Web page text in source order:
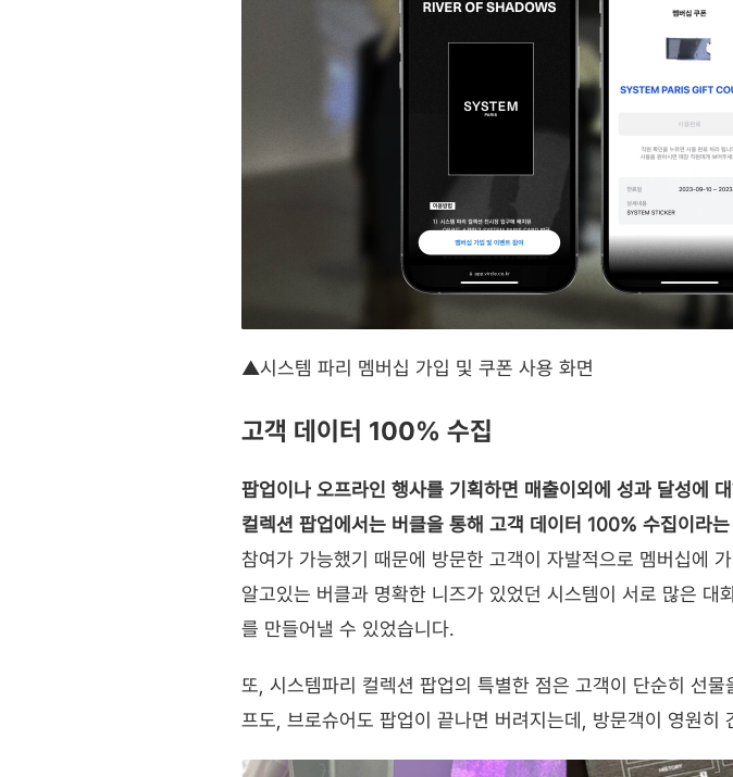
▲시스템 파리 멤버십 가입 및 쿠폰 사용 화면
고객 데이터 100% 수집
팝업이나 오프라인 행사를 기획하면 매출이외에 성과 달성에
컬렉션 팝업에서는 버클을 통해 고객 데이터 100% 수집이라
참여가 가능했기 때문에 방문한 고객이 자발적으로 멤버십에
알고있는 버클과 명확한 니즈가 있었던 시스템이 서로 많은
를 만들어낼 수 있었습니다.
또, 시스템파리 컬렉션 팝업의 특별한 점은 고객이 단순히 선
프도, 브로슈어도 팝업이 끝나면 버려지는데, 방문객이 영원